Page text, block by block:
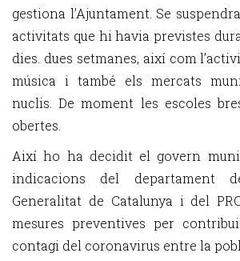
gestiona l’Ajuntament. Se
activitats que hi havia previstes
dies. dues setmanes, així com
música i també els mercats
nuclis. De moment les escoles
obertes.
Així ho ha decidit el govern
indicacions del departament
Generalitat de Catalunya i del
mesures preventives per
contagi del coronavirus entre la